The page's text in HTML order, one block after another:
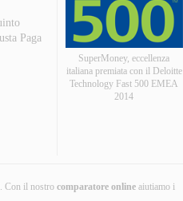
Paga
SuperMoney, eccellenza
italiana premiata con il Deloitte
Technology Fast 500 EMEA
2014
Con il nostro comparatore online aiutiamo i